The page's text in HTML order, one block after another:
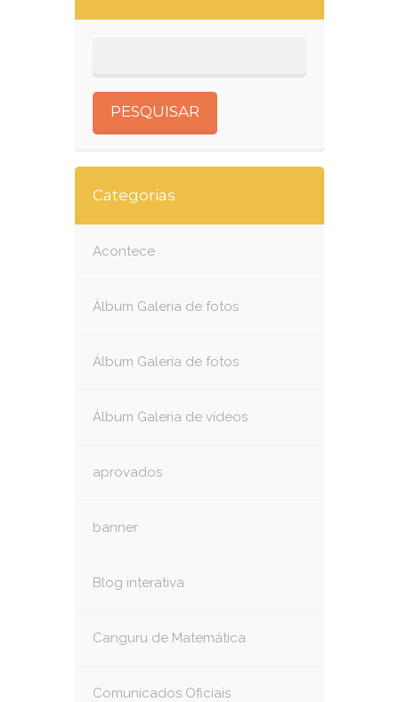
Categorias
Acontece
Álbum Galeria de fotos
Álbum Galeria de fotos
Álbum Galeria de vídeos
aprovados
banner
Blog interativa
Canguru de Matemática
Comunicados Oficiais